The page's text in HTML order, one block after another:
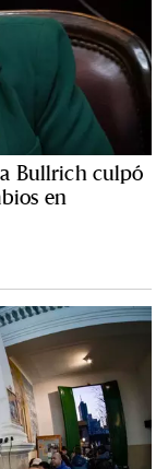
Bullrich culpó
en